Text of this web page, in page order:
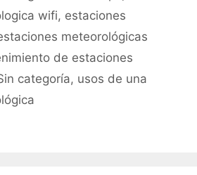
wifi, estaciones
meteorológicas
de estaciones
categoría, usos de una